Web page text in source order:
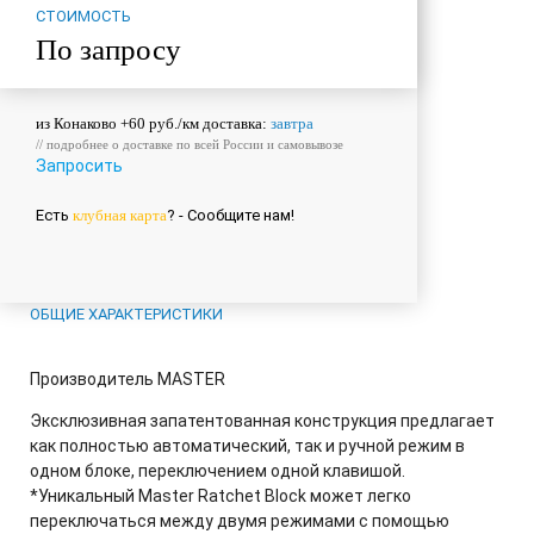
СТОИМОСТЬ
По запросу
из Конаково +60 руб./км доставка: завтра
// подробнее о доставке по всей России и самовывозе
Запросить
Есть клубная карта? - Сообщите нам!
ОБЩИЕ ХАРАКТЕРИСТИКИ
Производитель MASTER
Эксклюзивная запатентованная конструкция предлагает
как полностью автоматический, так и ручной режим в
одном блоке, переключением одной клавишой.
*Уникальный Master Ratchet Block может легко
переключаться между двумя режимами с помощью